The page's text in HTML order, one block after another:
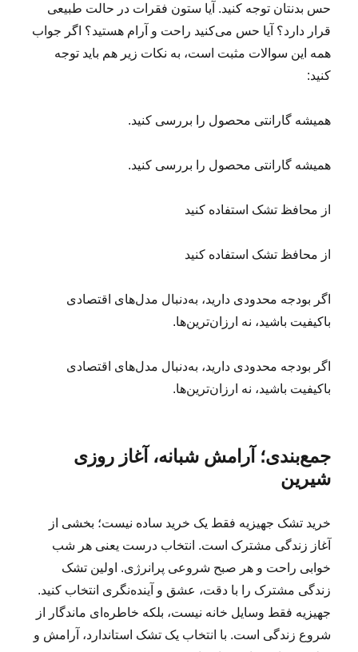
حس بدنتان توجه کنید. آیا ستون فقرات در حالت طبیعی
قرار دارد؟ آیا حس می‌کنید راحت و آرام هستید؟ اگر جواب
همه این سوالات مثبت است، به نکات زیر هم باید توجه
کنید:
همیشه گارانتی محصول را بررسی کنید.
همیشه گارانتی محصول را بررسی کنید.
از محافظ تشک استفاده کنید
از محافظ تشک استفاده کنید
اگر بودجه محدودی دارید، به‌دنبال مدل‌های اقتصادی
باکیفیت باشید، نه ارزان‌ترین‌ها.
اگر بودجه محدودی دارید، به‌دنبال مدل‌های اقتصادی
باکیفیت باشید، نه ارزان‌ترین‌ها.
جمع‌بندی؛ آرامش شبانه، آغاز روزی
شیرین
خرید تشک جهیزیه فقط یک خرید ساده نیست؛ بخشی از
آغاز زندگی مشترک است. انتخاب درست یعنی هر شب
خوابی راحت و هر صبح شروعی پرانرژی. اولین تشک
زندگی مشترک را با دقت، عشق و آینده‌نگری انتخاب کنید.
جهیزیه فقط وسایل خانه نیست، بلکه خاطره‌ای ماندگار از
شروع زندگی است. با انتخاب یک تشک استاندارد، آرامش و